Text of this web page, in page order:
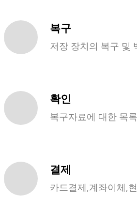
복구
저장 장치의 복구 및
확인
복구자료에 대한 목
결제
카드결제,계좌이체,